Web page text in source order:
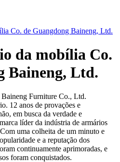
Co. de Guangdong Baineng, Ltd.
da mobília Co.
Baineng, Ltd.
Furniture Co., Ltd.
12 anos de provações e
em busca da verdade e
líder da indústria de armários
uma colheita de um minuto e
e a reputação dos
continuamente aprimoradas, e
foram conquistados.